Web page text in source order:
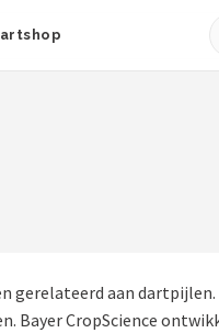
gerelateerd aan
Bayer CropScience